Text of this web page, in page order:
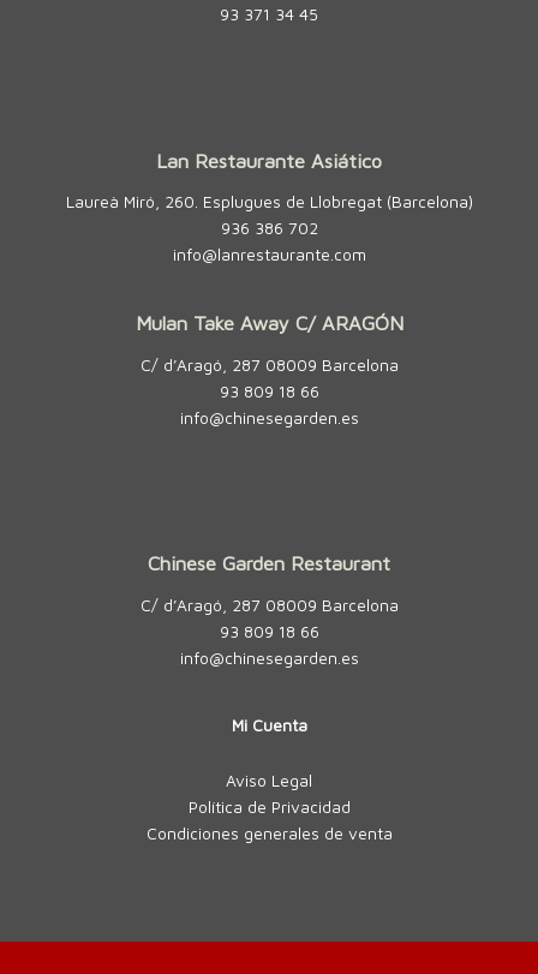
93 371 34 45
Lan Restaurante Asiático
Laureà Miró, 260. Esplugues de Llobregat (Barcelona)
936 386 702
info@lanrestaurante.com
Mulan Take Away C/ ARAGÓN
C/ d’Aragó, 287 08009 Barcelona
93 809 18 66
info@chinesegarden.es
Chinese Garden Restaurant
C/ d’Aragó, 287 08009 Barcelona
93 809 18 66
info@chinesegarden.es
Mi Cuenta
Aviso Legal
Política de Privacidad
Condiciones generales de venta